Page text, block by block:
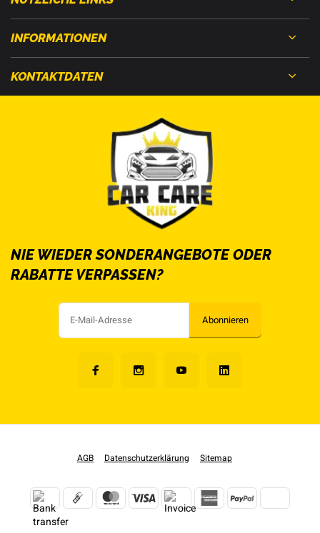
INFORMATIONEN
KONTAKTDATEN
NIE WIEDER SONDERANGEBOTE ODER
RABATTE VERPASSEN?
Abonnieren
AGB Datenschutzerklärung Sitemap